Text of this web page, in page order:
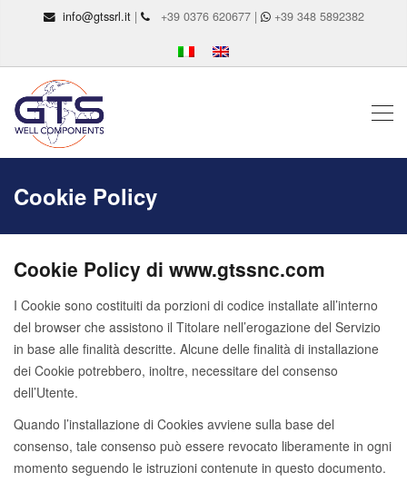
info@gtssrl.it| +39 0376 620677 | +39 348 5892382
Cookie Policy
Cookie Policy di www.gtssnc.com
I Cookie sono costituiti da porzioni di codice installate all’interno
del browser che assistono il Titolare nell’erogazione del Servizio
in base alle finalità descritte. Alcune delle finalità di installazione
dei Cookie potrebbero, inoltre, necessitare del consenso
dell’Utente.
Quando l’installazione di Cookies avviene sulla base del
consenso, tale consenso può essere revocato liberamente in ogni
momento seguendo le istruzioni contenute in questo documento.